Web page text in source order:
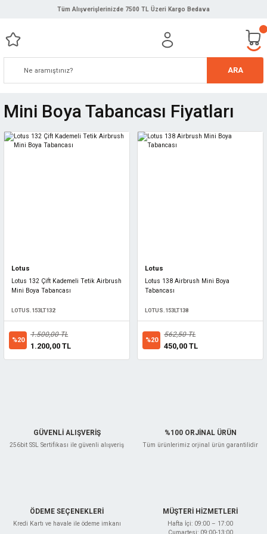
Tüm Alışverişlerinizde 7500 TL Üzeri Kargo Bedava
ARA
Mini Boya Tabancası Fiyatları
Lotus
Lotus 132 Çift Kademeli Tetik Airbrush
Mini Boya Tabancası
LOTUS.153LT132
%20
1.500,00 TL
1.200,00 TL
Lotus
Lotus 138 Airbrush Mini Boya
Tabancası
LOTUS.153LT138
%20
562,50 TL
450,00 TL
GÜVENLİ ALIŞVERİŞ
256bit SSL Sertifikası ile güvenli alışveriş
%100 ORJİNAL ÜRÜN
Tüm ürünlerimiz orjinal ürün garantilidir
ÖDEME SEÇENEKLERİ
Kredi Kartı ve havale ile ödeme imkanı
MÜŞTERİ HİZMETLERİ
Hafta İçi: 09:00 – 17:00
Cumartesi: 09:00-13:00